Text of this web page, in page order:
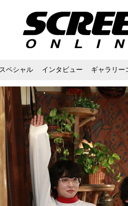
スペシャル インタビュー ギャラリー